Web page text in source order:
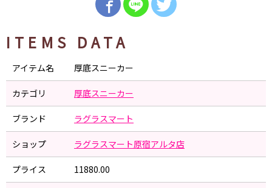
ITEMS DATA
アイテム名 厚底スニーカー
カテゴリ 厚底スニーカー
ブランド ラグラスマート
ショップ ラグラスマート原宿アルタ店
プライス 11880.00